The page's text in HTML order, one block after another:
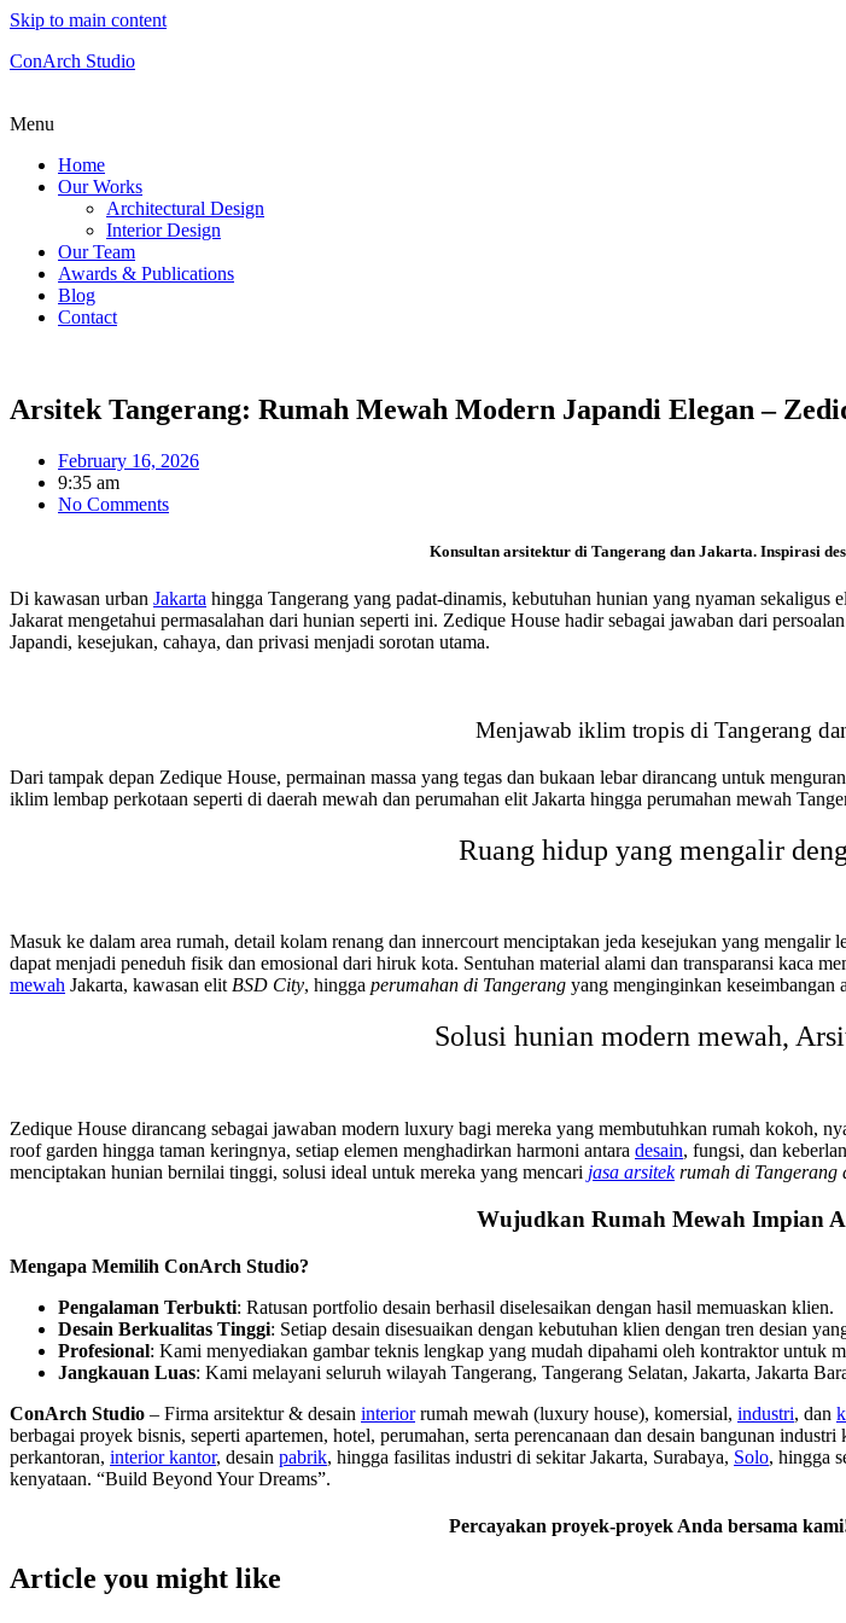
Skip to main content
ConArch Studio
Menu
Home
Our Works
Architectural Design
Interior Design
Our Team
Awards & Publications
Blog
Contact
Arsitek Tangerang: Rumah Mewah Modern Japandi Elegan –
February 16, 2026
9:35 am
No Comments
Konsultan arsitektur di Tangerang dan Jakarta. Inspirasi
Di kawasan urban Jakarta hingga Tangerang yang padat-dinamis, kebutuhan hunian yang nyaman sekaligus
Jakarat mengetahui permasalahan dari hunian seperti ini. Zedique House hadir sebagai jawaban dari
Japandi, kesejukan, cahaya, dan privasi menjadi sorotan utama.
Menjawab iklim tropis di Tangerang
Dari tampak depan Zedique House, permainan massa yang tegas dan bukaan lebar dirancang untuk
iklim lembap perkotaan seperti di daerah mewah dan perumahan elit Jakarta hingga perumahan mewah
Ruang hidup yang mengalir
Masuk ke dalam area rumah, detail kolam renang dan innercourt menciptakan jeda kesejukan yang
dapat menjadi peneduh fisik dan emosional dari hiruk kota. Sentuhan material alami dan transparansi kaca
mewah Jakarta, kawasan elitBSD City, hingga perumahan di Tangerang yang menginginkan keseimbangan
Solusi hunian modern mewah,
Zedique House dirancang sebagai jawaban modern luxury bagi mereka yang membutuhkan rumah kokoh,
roof garden hingga taman keringnya, setiap elemen menghadirkan harmoni antara desain, fungsi, dan
menciptakan hunian bernilai tinggi, solusi ideal untuk mereka yang mencari jasa arsitekrumah di Tangerang
Wujudkan Rumah Mewah Impian
Mengapa Memilih ConArch Studio?
Pengalaman Terbukti: Ratusan portfolio desain berhasil diselesaikan dengan hasil memuaskan klien.
Desain Berkualitas Tinggi: Setiap desain disesuaikan dengan kebutuhan klien dengan tren desian
Profesional: Kami menyediakan gambar teknis lengkap yang mudah dipahami oleh kontraktor untuk
Jangkauan Luas: Kami melayani seluruh wilayah Tangerang, Tangerang Selatan, Jakarta, Jakarta
ConArch Studio – Firma arsitektur & desain interiorrumah mewah (luxury house), komersial, industri, dan
berbagai proyek bisnis, seperti apartemen, hotel, perumahan, serta perencanaan dan desain bangunan
perkantoran, interior kantor, desain pabrik, hingga fasilitas industri di sekitar Jakarta, Surabaya, Solo, hingga
kenyataan. “Build Beyond Your Dreams”.
Percayakan proyek-proyek Anda bersama
Article you might like